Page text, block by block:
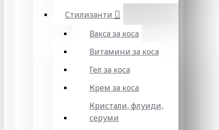
Стилизанти
Вакса за коса
Витамини за коса
Гел за коса
Крем за коса
Кристали, флуиди,
серуми